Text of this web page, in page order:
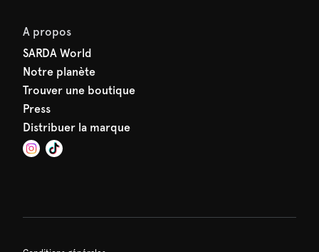
A propos
SARDA World
Notre planète
Trouver une boutique
Press
Distribuer la marque